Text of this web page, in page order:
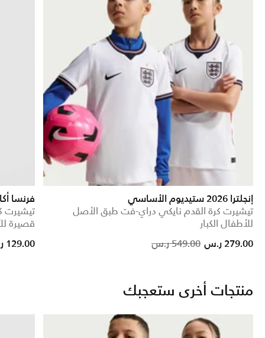
إنجلترا 2026 ستيديوم الأساسي
تيشيرت كرة القدم نايكي دراي-فت طبق الأصل
للأطفال الكبار
Price reduced from549.00 ر.س 279.00 ر.س
فرنسا
تيشيرت
قصيرة
129.00 ر.س
منتجات أخرى ستعجبك